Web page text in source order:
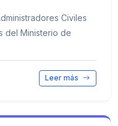
Civiles
del Ministerio de
Leer más